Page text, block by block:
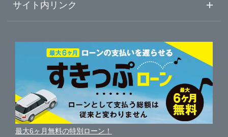
宇治・城陽・京田辺
京都・長岡京・向日
中古車人気ランキング
自動車ローンを調べる
ガリバーの自動車ローン
車買い替えの基礎知識
ガリバーの査定が選ばれる理由
車を売る時よくある質問
便利な査定サービス
中古車買取相場（毎月更新）
車の個人売買ガイド
車初心者まとめ
新車・中古車カタログ
車の燃費を調べる
車種別クチコミ
車比較サイト
サイト内リンク
サイトマップ
サイトの使用条件
利用規約
最大6ヶ月無料の特別ローン！